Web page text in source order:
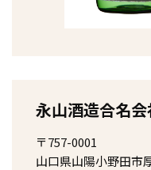
永山酒造合名
〒757-0001
山口県山陽小野田市